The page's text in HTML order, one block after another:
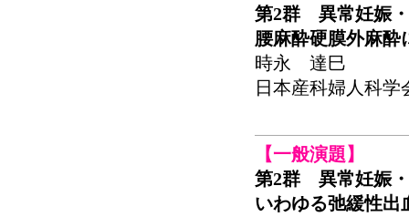
第2群 異常妊娠
腰麻酔硬膜外麻酔
時永 達巳
日本産科婦人科学
【一般演題】
第2群 異常妊娠
いわゆる弛緩性出